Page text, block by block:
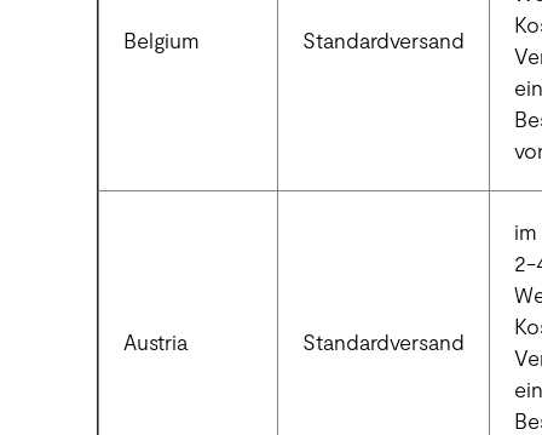
Belgium Standardversand
Austria Standardversand
2-